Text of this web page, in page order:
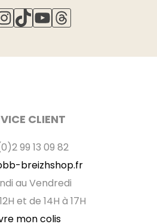
moyenne sur l'envers du
TIKTOKYOUTUBETHREADS
CLIENT
99 13 09 82
breizhshop.fr
au Vendredi
et de 14H à 17H
mon colis